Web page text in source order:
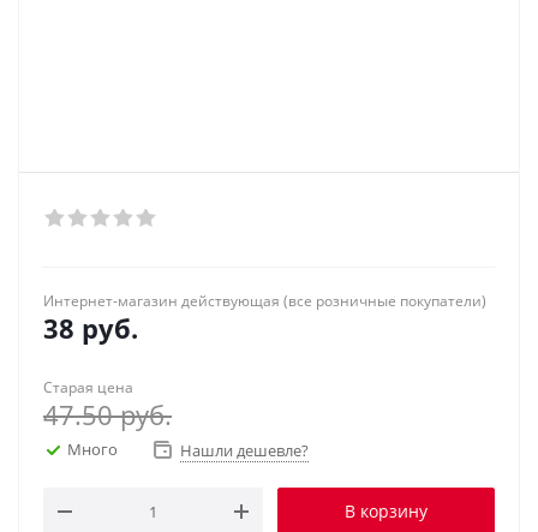
Интернет-магазин действующая (все розничные покупатели)
38 руб.
Старая цена
47.50руб.
Много Нашли дешевле?
В корзину